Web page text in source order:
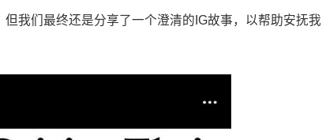
我们最终还是分享了一个澄清的IG故事，以帮助安抚我